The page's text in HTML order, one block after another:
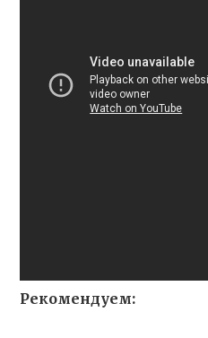
Рекомендуем: